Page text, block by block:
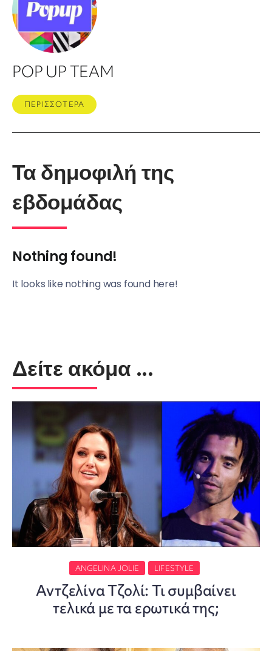
POP UP TEAM
ΠΕΡΙΣΣΟΤΕΡΑ
Τα δημοφιλή της
εβδομάδας
Nothing found!
It looks like nothing was found here!
Δείτε ακόμα ...
ANGELINA JOLIE LIFESTYLE
Αντζελίνα Τζολί: Τι συμβαίνει
τελικά με τα ερωτικά της;